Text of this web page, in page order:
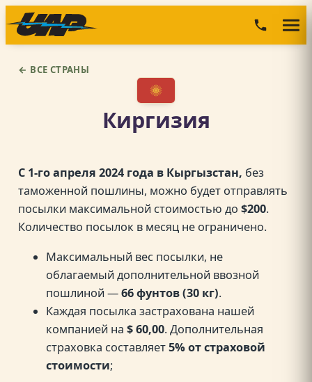
Перейти
содержимому
Киргизия
← ВСЕ СТРАНЫ
С 1-го апреля 2024 года в Кыргызстан, без
таможенной пошлины, можно будет отправлять
посылки максимальной стоимостью до$200.
Количество посылок в месяц не ограничено.
Максимальный вес посылки, не
облагаемый дополнительной ввозной
пошлиной —66 фунтов (30 кг).
Каждая посылка застрахована нашей
компанией на$ 60,00. Дополнительная
страховка составляет5% от страховой
стоимости;